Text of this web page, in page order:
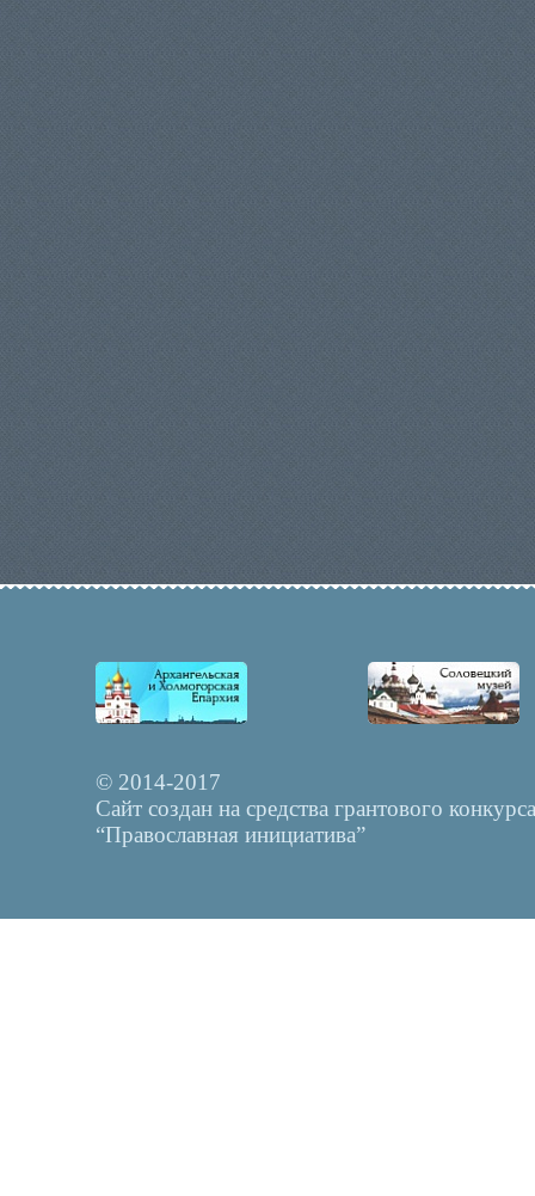
© 2014-2017
Сайт создан на средства грантового конкурса
“Православная инициатива”